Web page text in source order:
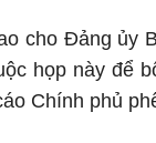
cho Đảng ủy
họp này để
Chính phủ